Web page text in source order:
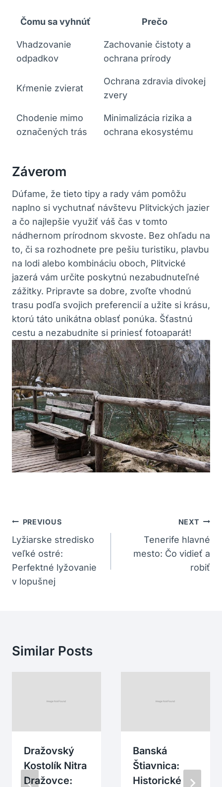
Čomu sa vyhnúť Prečo
Vhadzovanie
odpadkov
Zachovanie čistoty a⁢
ochrana prírody
Kŕmenie zvierat
Ochrana zdravia divokej
zvery
Chodenie⁣ mimo
‍označených trás
Minimalizácia rizika ‍a
ochrana ekosystému
Záverom
Dúfame, že tieto tipy a rady vám pomôžu
naplno si vychutnať návštevu⁢ Plitvických jazier
⁢a​ čo najlepšie ‌využiť ⁢váš čas v tomto
nádhernom prírodnom skvoste. Bez ohľadu na
to, či sa rozhodnete pre‍ pešiu turistiku,‍ plavbu​
na lodi alebo kombináciu​ oboch,⁣ Plitvické‍
jazerá vám určite poskytnú nezabudnuteľné
zážitky. Pripravte sa dobre, zvoľte vhodnú
trasu podľa svojich preferencií ⁣a užite si⁣ krásu,
ktorú táto ⁤unikátna oblasť ponúka. Šťastnú
cestu a nezabudnite‍ si priniesť fotoaparát!
Navigácia
V
Článku
PREVIOUS
Lyžiarske stredisko
veľké ostré:
Perfektné lyžovanie
v lopušnej
NEXT
Tenerife hlavné
mesto: Čo vidieť a
robiť
Similar Posts
Dražovský
Kostolík Nitra
Dražovce:
Banská
Štiavnica:
Historické